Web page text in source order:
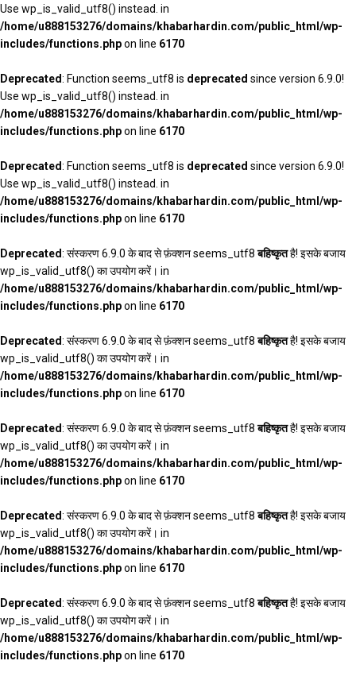
Use wp_is_valid_utf8() instead. in
/home/u888153276/domains/khabarhardin.com/public_html/wp-
includes/functions.phpon line 6170
Deprecated: Function seems_utf8 is deprecated since version 6.9.0!
Use wp_is_valid_utf8() instead. in
/home/u888153276/domains/khabarhardin.com/public_html/wp-
includes/functions.phpon line 6170
Deprecated: Function seems_utf8 is deprecated since version 6.9.0!
Use wp_is_valid_utf8() instead. in
/home/u888153276/domains/khabarhardin.com/public_html/wp-
includes/functions.phpon line 6170
Deprecated: संस्करण 6.9.0 के बाद से फ़ंक्शन seems_utf8बहिष्कृतहै! इसके बजाय
wp_is_valid_utf8() का उपयोग करें। in
/home/u888153276/domains/khabarhardin.com/public_html/wp-
includes/functions.phpon line 6170
Deprecated: संस्करण 6.9.0 के बाद से फ़ंक्शन seems_utf8बहिष्कृतहै! इसके बजाय
wp_is_valid_utf8() का उपयोग करें। in
/home/u888153276/domains/khabarhardin.com/public_html/wp-
includes/functions.phpon line 6170
Deprecated: संस्करण 6.9.0 के बाद से फ़ंक्शन seems_utf8बहिष्कृतहै! इसके बजाय
wp_is_valid_utf8() का उपयोग करें। in
/home/u888153276/domains/khabarhardin.com/public_html/wp-
includes/functions.phpon line 6170
Deprecated: संस्करण 6.9.0 के बाद से फ़ंक्शन seems_utf8बहिष्कृतहै! इसके बजाय
wp_is_valid_utf8() का उपयोग करें। in
/home/u888153276/domains/khabarhardin.com/public_html/wp-
includes/functions.phpon line 6170
Deprecated: संस्करण 6.9.0 के बाद से फ़ंक्शन seems_utf8बहिष्कृतहै! इसके बजाय
wp_is_valid_utf8() का उपयोग करें। in
/home/u888153276/domains/khabarhardin.com/public_html/wp-
includes/functions.phpon line 6170